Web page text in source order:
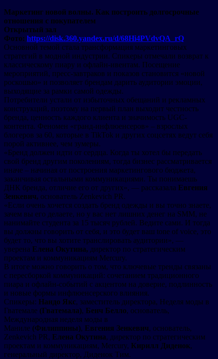
Маркетинг новой волны. Как построить долгосрочные
отношения с покупателем
Открытый зал
Фото: https://disk.360.yandex.ru/d/68Hi4PVdvQA_rQ
Основной темой стала трансформация маркетинговых
стратегий в модной индустрии. Спикеры отмечали возврат к
классическому пиару и офлайн-ивентам. Посещение
мероприятий, пресс-завтраков и показов становится «новой
роскошью» и позволяет брендам дарить аудитории эмоции,
выходящие за рамки самой одежды.
Потребители устали от избыточных обещаний и рекламных
конструкций, поэтому на первый план выходит честность
бренда, ценность каждого клиента и значимость UGC-
контента. Феномен «гранд-инфлюенсеров» – взрослых
блогеров за 60, которые в TikTok и других соцсетях ведут себя
порой активнее, чем зумеры.
«Бренд должен идти от сердца. Когда ты хотел бы передать
свой бренд другим поколениям, тогда бизнес рассматривается
иначе – начиная от построения маркетингового бюджета,
заканчивая остальными коммуникациями. Ты понимаешь
ДНК бренда, отличие его от других», — рассказала Евгения
Зенкевич, основатель Zenkevich PR.
«Если очень хочется создать бренд одежды и вы точно знаете,
зачем вы его делаете, но у вас нет лишних денег на SMM, не
нанимайте студента за 15 тысяч рублей. Ведите сами. И тогда
вы должны говорить от себя, и это будет ваш tone of voice, это
будет то, что вы хотите транслировать аудитории», —
уверена Елена Окутина, директор по стратегическим
проектам и коммуникациям Mercury.
В итоге можно говорить о том, что ключевые тренды связаны
с пересборкой коммуникаций: сочетанием традиционного
пиара и офлайн-событий с акцентом на доверие, подлинность
и новые формы инфлюенсерского влияния.
Спикеры: Нандо Якс, заместитель директора, Неделя моды в
Гватемале (Гватемала), Бенч Белло, основатель,
Международная неделя моды в
Маниле (Филиппины), Евгения Зенкевич, основатель,
Zenkevich PR, Елена Окутина, директор по стратегическим
проектам и коммуникациям, Mercury, Кирилл Диденок,
генеральный директор, Диденок Тим.